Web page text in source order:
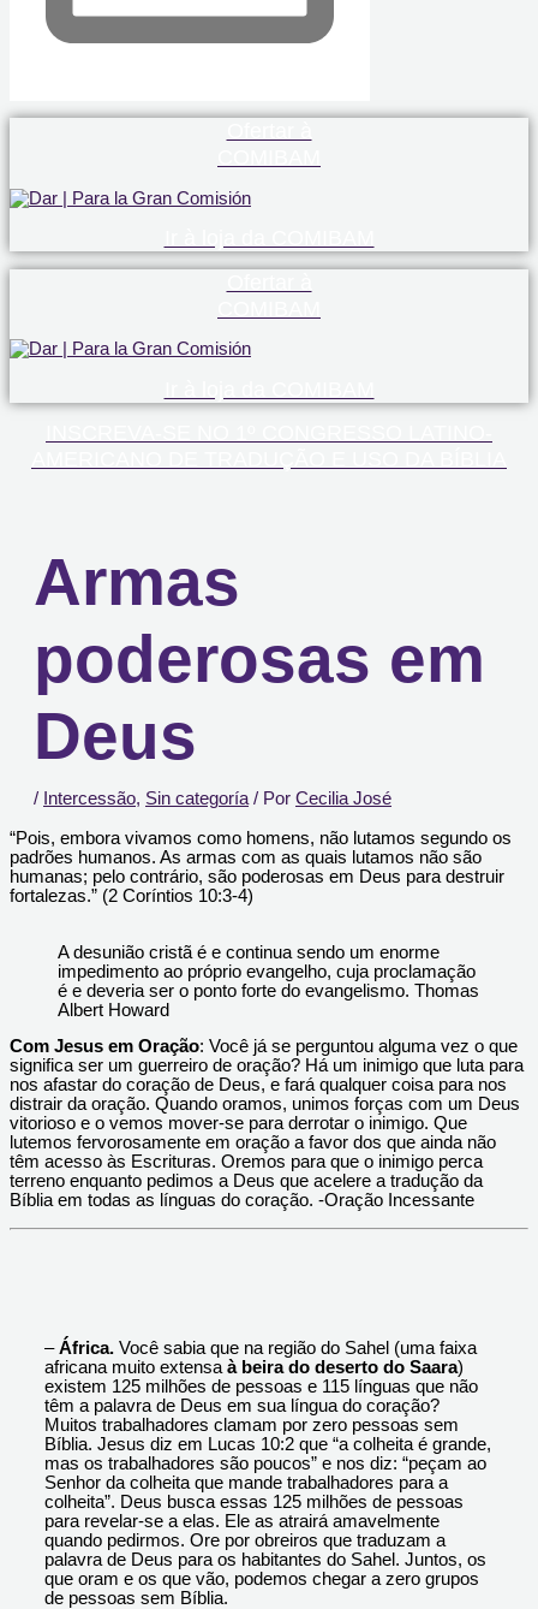
Armas
poderosas em
Deus
/ Intercessão, Sin categoría / Por Cecilia José
“Pois, embora vivamos como homens, não lutamos segundo os
padrões humanos. As armas com as quais lutamos não são
humanas; pelo contrário, são poderosas em Deus para destruir
fortalezas.” (2 Coríntios 10:3-4)
A desunião cristã é e continua sendo um enorme
impedimento ao próprio evangelho, cuja proclamação
é e deveria ser o ponto forte do evangelismo. Thomas
Albert Howard
Com Jesus em Oração: Você já se perguntou alguma vez o que
significa ser um guerreiro de oração? Há um inimigo que luta para
nos afastar do coração de Deus, e fará qualquer coisa para nos
distrair da oração. Quando oramos, unimos forças com um Deus
vitorioso e o vemos mover-se para derrotar o inimigo. Que
lutemos fervorosamente em oração a favor dos que ainda não
têm acesso às Escrituras. Oremos para que o inimigo perca
terreno enquanto pedimos a Deus que acelere a tradução da
Bíblia em todas as línguas do coração. -Oração Incessante
–África. Você sabia que na região do Sahel (uma faixa
africana muito extensaà beira do deserto do Saara)
existem 125 milhões de pessoas e 115 línguas que não
têm a palavra de Deus em sua língua do coração?
Muitos trabalhadores clamam por zero pessoas sem
Bíblia. Jesus diz em Lucas 10:2 que “a colheita é grande,
mas os trabalhadores são poucos” e nos diz: “peçam ao
Senhor da colheita que mande trabalhadores para a
colheita”. Deus busca essas 125 milhões de pessoas
para revelar-se a elas. Ele as atrairá amavelmente
quando pedirmos. Ore por obreiros que traduzam a
palavra de Deus para os habitantes do Sahel. Juntos, os
que oram e os que vão, podemos chegar a zero grupos
de pessoas sem Bíblia.